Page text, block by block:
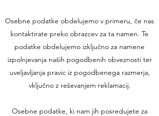
Osebne podatke obdelujemo v primeru, če nas
kontaktirate preko obrazcev za ta namen. Te
podatke obdelujemo izključno za namene
izpolnjevanja naših pogodbenih obveznosti ter
uveljavljanja pravic iz pogodbenega razmerja,
vključno z reševanjem reklamacij.
Osebne podatke, ki nam jih posredujete za